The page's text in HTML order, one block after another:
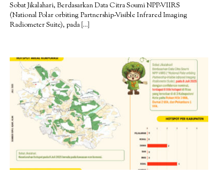
Sobat Jikalahari, Berdasarkan Data Citra Soumi NPP-VIIRS
(National Polar orbiting Partnership-Visible Infrared Imaging
Radiometer Suite), pada […]